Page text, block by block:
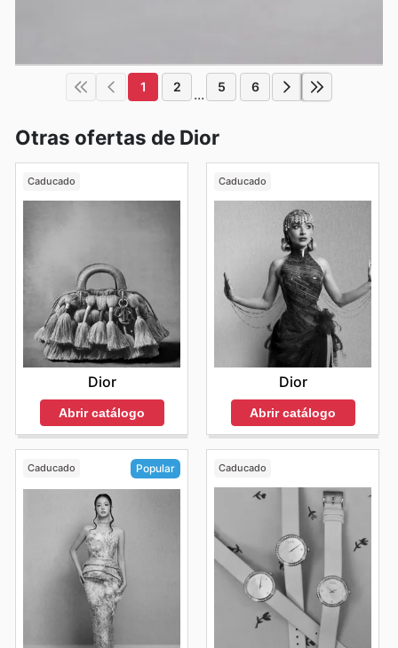
1 2 ... 5 6
Otras ofertas de Dior
Caducado
Dior
Abrir catálogo
Caducado
Dior
Abrir catálogo
Caducado Popular Caducado